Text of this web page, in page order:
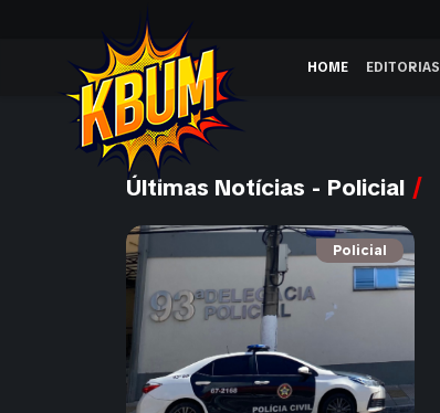
HOME EDITORIAS
Últimas Notícias - Policial
Policial